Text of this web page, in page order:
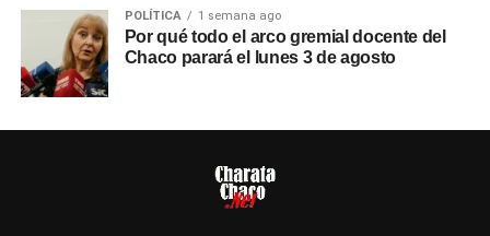
POLÍTICA 1 semana ago
Por qué todo el arco gremial docente del
Chaco parará el lunes 3 de agosto